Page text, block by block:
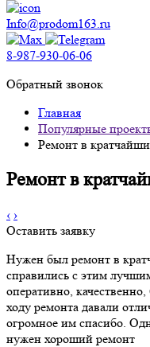
Info@prodom163.ru
8-987-930-06-06
Обратный звонок
Главная
Популярные
Ремонт в
Ремонт в
‹ ›
Оставить заявку
Нужен был ремонт в
справились с этим
оперативно,
ходу ремонта давали
огромное им спасибо.
нужен хороший ремонт